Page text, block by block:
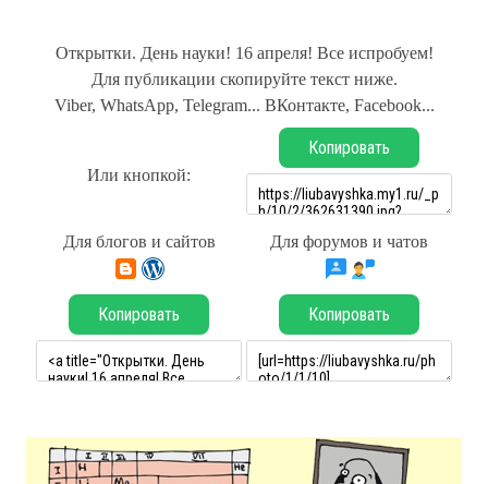
Открытки. День науки! 16 апреля! Все испробуем!
Для публикации скопируйте текст ниже.
Viber, WhatsApp, Telegram... ВКонтакте, Facebook...
Или кнопкой:
Копировать
Для блогов и сайтов Для форумов и чатов
Копировать Копировать